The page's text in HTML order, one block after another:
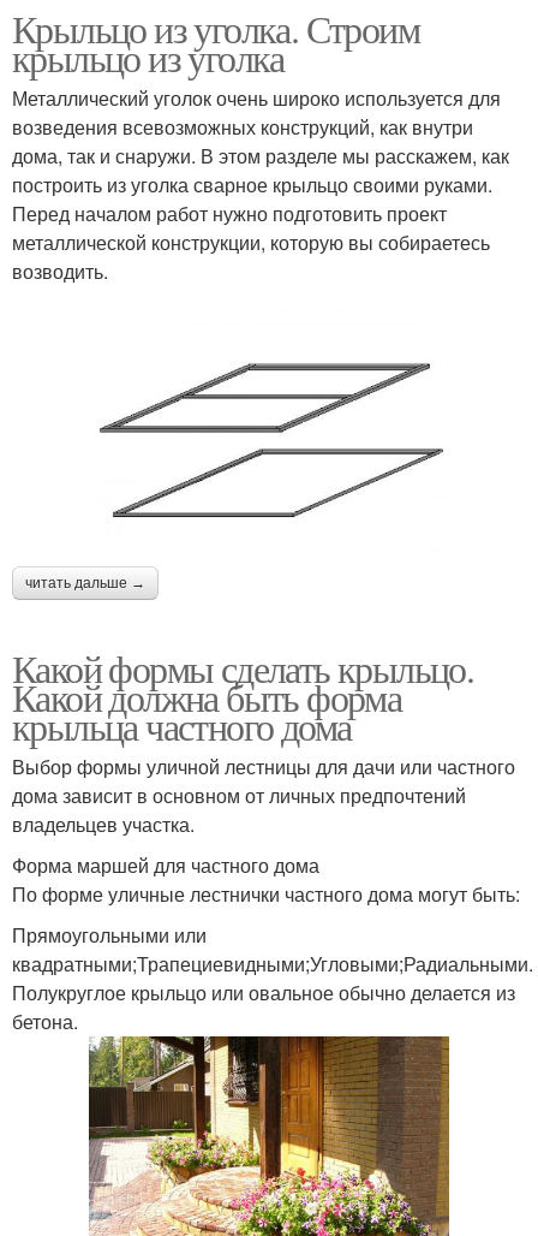
Крыльцо из уголка. Строим
крыльцо из уголка
Металлический уголок очень широко используется для
возведения всевозможных конструкций, как внутри
дома, так и снаружи. В этом разделе мы расскажем, как
построить из уголка сварное крыльцо своими руками.
Перед началом работ нужно подготовить проект
металлической конструкции, которую вы собираетесь
возводить.
читать дальше →
Какой формы сделать крыльцо.
Какой должна быть форма
крыльца частного дома
Выбор формы уличной лестницы для дачи или частного
дома зависит в основном от личных предпочтений
владельцев участка.
Форма маршей для частного дома
По форме уличные лестнички частного дома могут быть:
Прямоугольными или
квадратными;Трапециевидными;Угловыми;Радиальными.
Полукруглое крыльцо или овальное обычно делается из
бетона.